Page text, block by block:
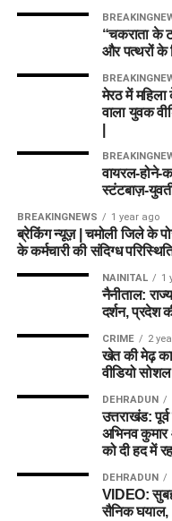
“चकराता के
और पत्थरों के
मेरठ में
वाला युवक
वायरल-होने-
स्टंटबाज़-
BREAKINGNEWS 1 year ago
ब्रेकिंग न्यूज़ | चमोली जिले के
के कर्मचारी की संदिग्ध
NAINITAL 1
नैनीताल:
दर्शन, प्रदेश
CRIME 2
खेत की मेढ़
वीडियो
DEHRADUN
उत्तराखंड:
अभिनव
को दी हद में
DEHRADUN
VIDEO: सुबह
सैनिक घयाल,